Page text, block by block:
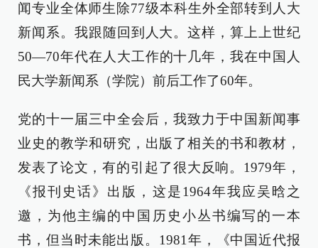
闻专业全体师生除77级本科生外全部转到人大
新闻系。我跟随回到人大。这样，算上上世纪
50—70年代在人大工作的十几年，我在中国人
民大学新闻系（学院）前后工作了60年。
党的十一届三中全会后，我致力于中国新闻事
业史的教学和研究，出版了相关的书和教材，
发表了论文，有的引起了很大反响。1979年，
《报刊史话》出版，这是1964年我应吴晗之
邀，为他主编的中国历史小丛书编写的一本
书，但当时未能出版。1981年，《中国近代报